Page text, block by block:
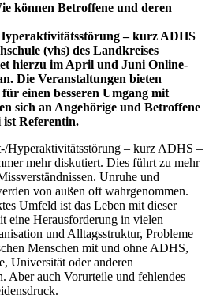
können Betroffene und deren
– kurz ADHS
(vhs) des Landkreises
hierzu im April und Juni Online-
Die Veranstaltungen bieten
einen besseren Umgang mit
sich an Angehörige und Betroffene
Referentin.
Hyperaktivitätsstörung – kurz ADHS –
mehr diskutiert. Dies führt zu mehr
Unruhe und
von außen oft wahrgenommen.
Umfeld ist das Leben mit dieser
eine Herausforderung in vielen
und Alltagsstruktur, Probleme
Menschen mit und ohne ADHS,
Universität oder anderen
Aber auch Vorurteile und fehlendes